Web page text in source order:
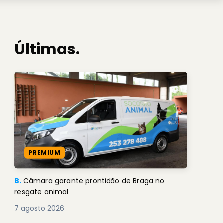
Últimas.
PREMIUM
B. Câmara garante prontidão de Braga no
resgate animal
7 agosto 2026